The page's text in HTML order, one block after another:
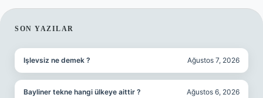
SIDEBAR
SON YAZILAR
Işlevsiz ne demek ? Ağustos 7, 2026
Bayliner tekne hangi ülkeye aittir ? Ağustos 6, 2026